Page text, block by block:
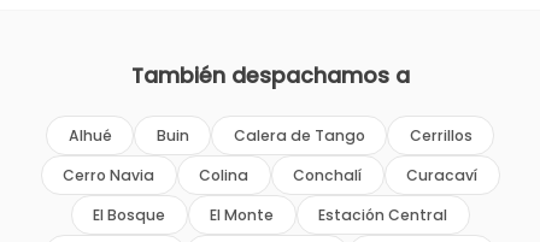
También despachamos a
Alhué Buin Calera de Tango
Cerrillos
Cerro Navia
Colina Conchalí
Curacaví
El Bosque
El Monte
Estación Central